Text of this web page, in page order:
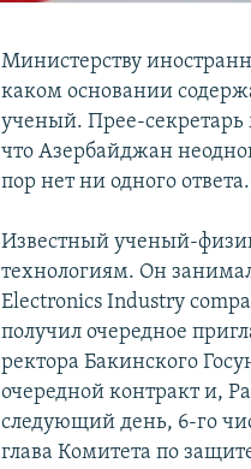
Министерству
каком основании
ученый. Прее-секретарь
что Азербайджан
пор нет ни одного ответа.
Известный ученый-
технологиям. Он
Electronics Industry
получил очередное
ректора Бакинского
очередной контракт и,
следующий день, 6-го
глава Комитета по